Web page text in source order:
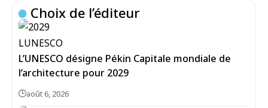
Choix de l’éditeur
L’UNESCO désigne Pékin Capitale mondiale de
l’architecture pour 2029
août 6, 2026